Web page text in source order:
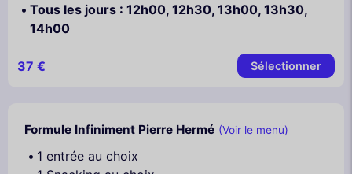
Tous les jours : 12h00, 12h30, 13h00, 13h30,
14h00
37 € Sélectionner
Formule Infiniment Pierre Hermé (Voir le menu)
1 entrée au choix